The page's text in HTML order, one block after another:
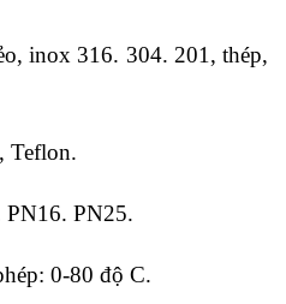
inox 316. 304. 201, thép,
Teflon.
PN25.
0-80 độ C.